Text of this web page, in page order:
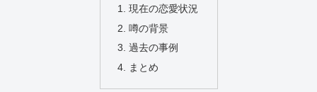
現在の恋愛状況
噂の背景
過去の事例
まとめ